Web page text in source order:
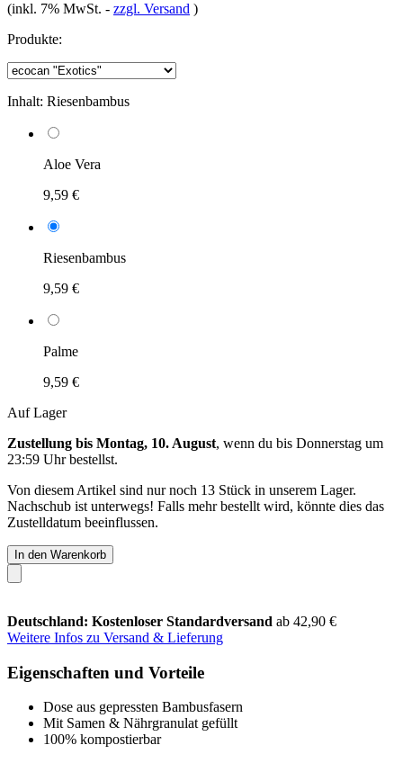
(inkl. 7% MwSt. - zzgl. Versand )
Produkte:
Inhalt: Riesenbambus
Aloe Vera
9,59 €
Riesenbambus
9,59 €
Palme
9,59 €
Auf Lager
Zustellung bis Montag, 10. August, wenn du bis Donnerstag um
23:59 Uhrbestellst.
Von diesem Artikel sind nur noch 13 Stück in unserem Lager.
Nachschub ist unterwegs! Falls mehr bestellt wird, könnte dies das
Zustelldatum beeinflussen.
In den Warenkorb
Deutschland: Kostenloser Standardversand ab 42,90 €
Weitere Infos zu Versand & Lieferung
Eigenschaften und Vorteile
Dose aus gepressten Bambusfasern
Mit Samen & Nährgranulat gefüllt
100% kompostierbar